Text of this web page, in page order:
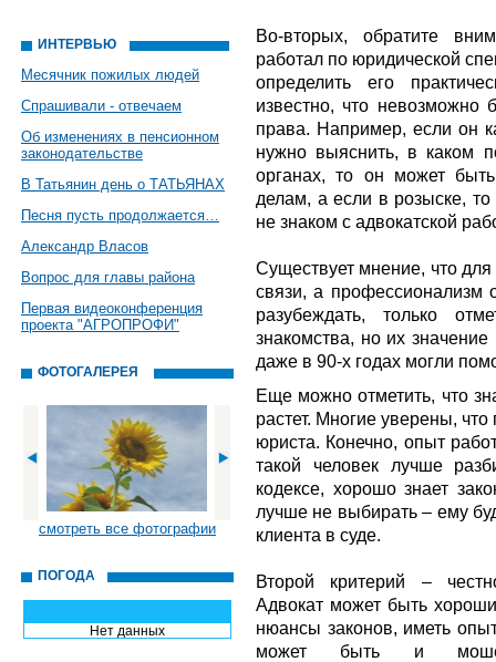
ИНТЕРВЬЮ
Месячник пожилых людей
Спрашивали - отвечаем
Об изменениях в пенсионном
законодательстве
В Татьянин день о ТАТЬЯНАХ
Песня пусть продолжается…
Александр Власов
Вопрос для главы района
Первая видеоконференция
проекта "АГРОПРОФИ"
ФОТОГАЛЕРЕЯ
смотреть все фотографии
ПОГОДА
Нет данных
Во-вторых, обратите
работал по юридической
определить его
известно, что невозможно
права. Например, если он
нужно выяснить, в каком
органах, то он может
делам, а если в розыске,
не знаком с адвокатской
Существует мнение, что
связи, а профессионализм
разубеждать, только
знакомства, но их
даже в 90-х годах могли
Еще можно отметить, что
растет. Многие уверены,
юриста. Конечно, опыт
такой человек лучше
кодексе, хорошо знает
лучше не выбирать – ему
клиента в суде.
Второй критерий –
Адвокат может быть
нюансы законов, иметь
может быть и